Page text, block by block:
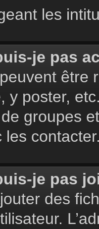
les
je pas
être
y poster,
groupes
les
je pas
des